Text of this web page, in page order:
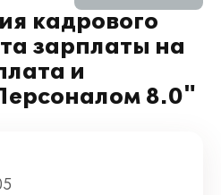
кадрового
зарплаты на
и
8.0"